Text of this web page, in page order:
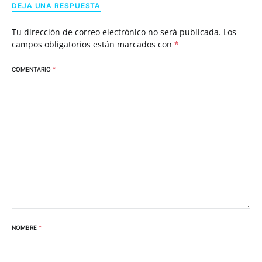
DEJA UNA RESPUESTA
Tu dirección de correo electrónico no será publicada. Los
campos obligatorios están marcados con *
COMENTARIO *
NOMBRE *